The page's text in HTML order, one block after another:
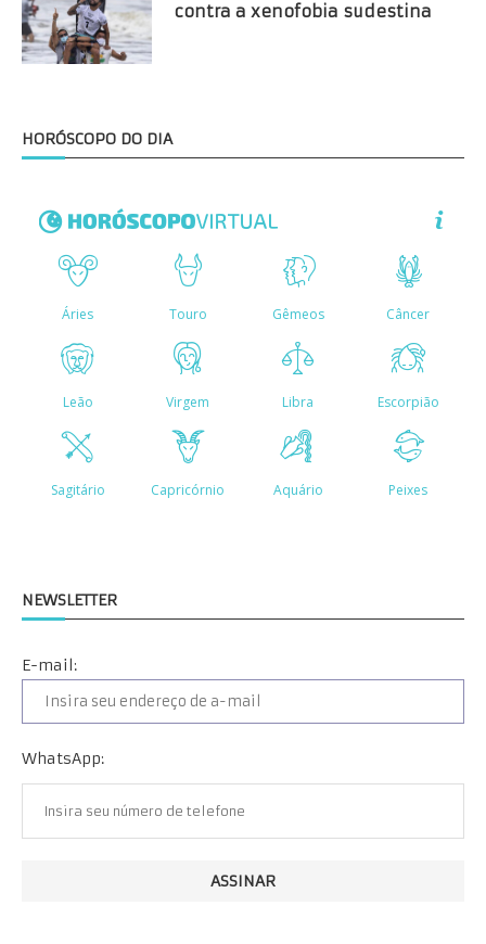
contra a xenofobia sudestina
HORÓSCOPO DO DIA
NEWSLETTER
E-mail:
WhatsApp: